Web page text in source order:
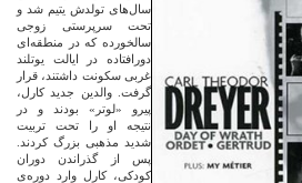
سال‌های تولدش یتیم شد و
تحت سرپرستی زوجی
سالخورده که در منطقه‌ای
دورافتاده در ایالت یوتلند
غربی سکونت داشتند، قرار
گرفت. والدین جدید کارل،
پیرو «لوتر» بودند و در
نتیجه او را تحت تربیت
شدید مذهبی بزرگ کردند.
پس از گذراندن دوران
کودکی، کارل وارد دوره‌ی